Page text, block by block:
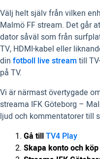
Välj helt själv från vilken
Malmö FF stream. Det går
dator såväl som från
TV, HDMI-kabel eller
din fotboll live stream till
på TV.
Vi är närmast övertygade
streama IFK Göteborg –
ljud och kommentatorer till
Gå tillTV4 Play
Skapa konto och